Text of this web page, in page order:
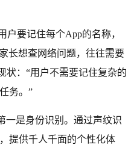
要记住每个App的名称，
长想查网络问题，往往需要
状：“用户不需要记住复杂的
务。”
一是身份识别。通过声纹识
提供千人千面的个性化体